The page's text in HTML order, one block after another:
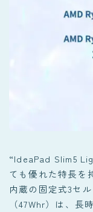
“IdeaPad Slim5
ても優れた特長を
内蔵の固定式3セ
（47Whr）は、